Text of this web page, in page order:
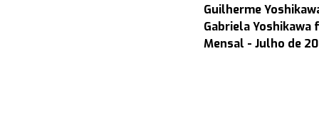
Guilherme
Gabriela
Mensal - Julho de